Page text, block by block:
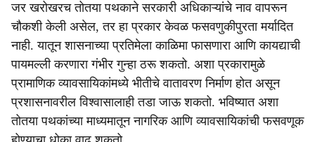
जर खरोखरच तोतया पथकाने सरकारी अधिकाऱ्यांचे नाव वापरून
चौकशी केली असेल, तर हा प्रकार केवळ फसवणुकीपुरता मर्यादित
नाही. यातून शासनाच्या प्रतिमेला काळिमा फासणारा आणि कायद्याची
पायमल्ली करणारा गंभीर गुन्हा ठरू शकतो. अशा प्रकारामुळे
प्रामाणिक व्यावसायिकांमध्ये भीतीचे वातावरण निर्माण होत असून
प्रशासनावरील विश्वासालाही तडा जाऊ शकतो. भविष्यात अशा
तोतया पथकांच्या माध्यमातून नागरिक आणि व्यावसायिकांची फसवणूक